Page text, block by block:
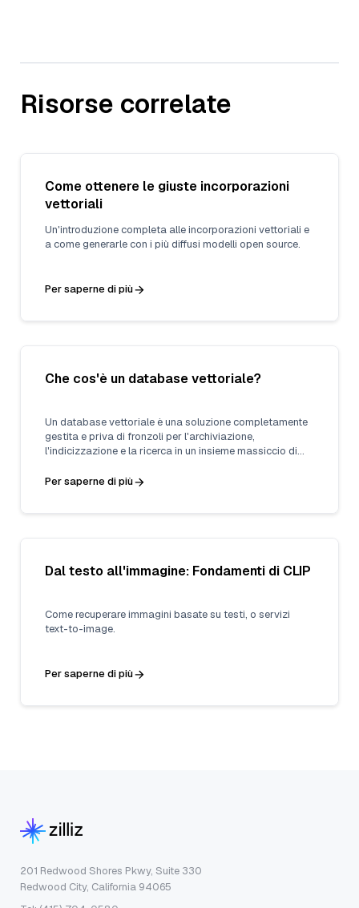
Risorse correlate
Come ottenere le giuste incorporazioni
vettoriali
Un'introduzione completa alle incorporazioni vettoriali e
a come generarle con i più diffusi modelli open source.
Per saperne di più
Che cos'è un database vettoriale?
Un database vettoriale è una soluzione completamente
gestita e priva di fronzoli per l'archiviazione,
l'indicizzazione e la ricerca in un insieme massiccio di
incorporazioni dei modelli di apprendimento automatico.
Per saperne di più
Dal testo all'immagine: Fondamenti di CLIP
Come recuperare immagini basate su testi, o servizi
text-to-image.
Per saperne di più
201 Redwood Shores Pkwy, Suite 330
Redwood City, California 94065